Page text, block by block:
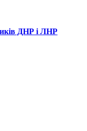
ДНР і ЛНР